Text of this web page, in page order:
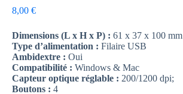
8,00 €
Dimensions (L x H x P) : 61 x 37 x 100 mm
Type d’alimentation : Filaire USB
Ambidextre : Oui
Compatibilité : Windows & Mac
Capteur optique réglable : 200/1200 dpi;
Boutons : 4